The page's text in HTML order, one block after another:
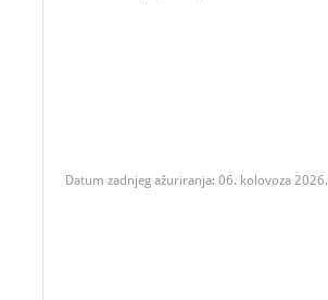
Datum zadnjeg ažuriranja: 06. kolovoza 2026.